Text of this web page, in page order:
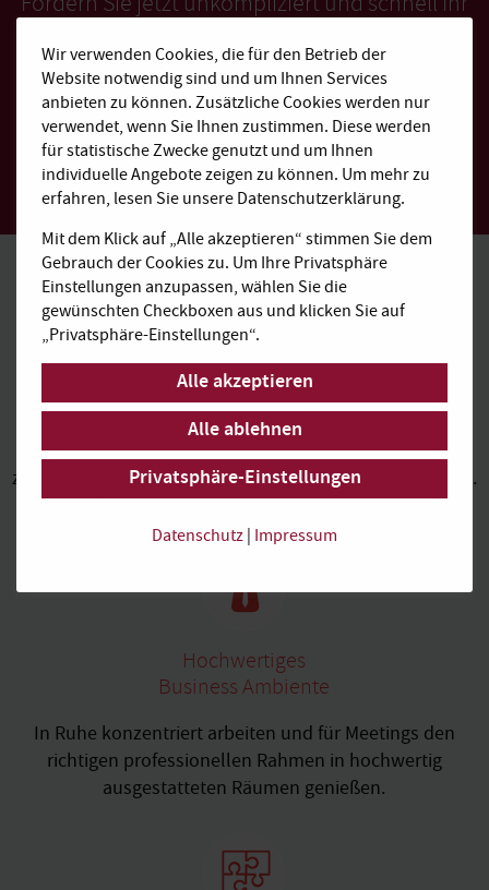
Kostenfrei anrufen: 0800 310 9031
anfrage@agendis-bc.de
Schnellangebot
Alles inklusive,
kalkulierbar und transparent
Buchen Sie bei AGENDIS komfortable Komplettpakete
zu transparenten Preisen ohne versteckte Zusatzkosten.
Kaffee und Tee sind bei uns z. B. inklusive.
Hochwertiges
Business Ambiente
In Ruhe konzentriert arbeiten und für Meetings den
richtigen professionellen Rahmen in hochwertig
ausgestatteten Räumen genießen.
Wir verwenden Cookies, die für den Betrieb der
Website notwendig sind und um Ihnen Services
anbieten zu können. Zusätzliche Cookies werden nur
verwendet, wenn Sie Ihnen zustimmen. Diese werden
für statistische Zwecke genutzt und um Ihnen
individuelle Angebote zeigen zu können. Um mehr zu
erfahren, lesen Sie unsere Datenschutzerklärung.
Mit dem Klick auf „Alle akzeptieren“ stimmen Sie dem
Gebrauch der Cookies zu. Um Ihre Privatsphäre
Einstellungen anzupassen, wählen Sie die
gewünschten Checkboxen aus und klicken Sie auf
„Privatsphäre-Einstellungen“.
Alle akzeptieren
Alle ablehnen
Privatsphäre-Einstellungen
Datenschutz | Impressum